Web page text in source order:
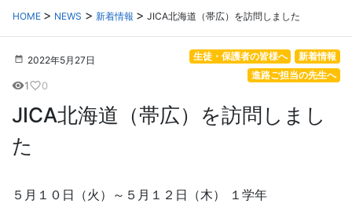
HOME NEWS 新着情報 JICA北海道（帯広）を訪問しました
2022年5月27日 新着情報
生徒・保護者の皆様へ
進路ご担当の先生へ
visibility1favorite_border0
JICA北海道（帯広）を訪問しまし
た
５月１０日（火）～５月１２日（木） １学年